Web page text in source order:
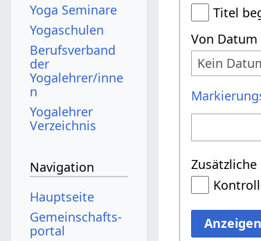
Titel
Von
Kein
Anzeigen
Yoga Seminare
Yogaschulen
Berufsverband
der
Yogalehrer/inne
n
Yogalehrer
Verzeichnis
Navigation
Hauptseite
Gemeinschafts­
portal